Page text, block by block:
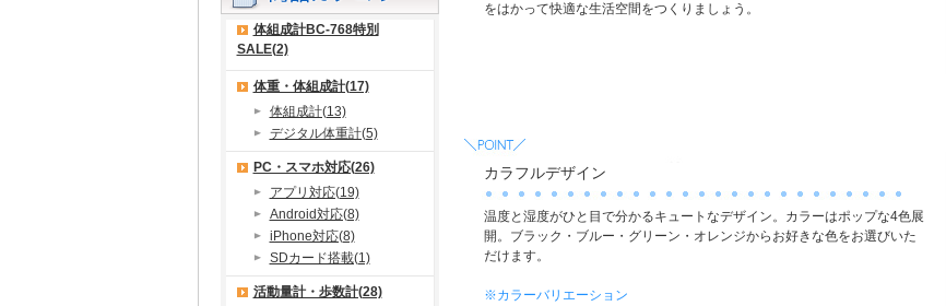
体組成計BC-768特別
SALE(2)
体重・体組成計(17)
体組成計(13)
デジタル体重計(5)
PC・スマホ対応(26)
アプリ対応(19)
Android対応(8)
iPhone対応(8)
SDカード搭載(1)
活動量計・歩数計(28)
をはかって快適な生活空間をつくりましょう。
カラフルデザイン
温度と湿度がひと目で分かるキュートなデザイン。カラーはポップな4色展
開。ブラック・ブルー・グリーン・オレンジからお好きな色をお選びいた
だけます。
※カラーバリエーション